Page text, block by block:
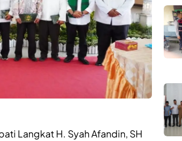
Langkat H. Syah Afandin, SH